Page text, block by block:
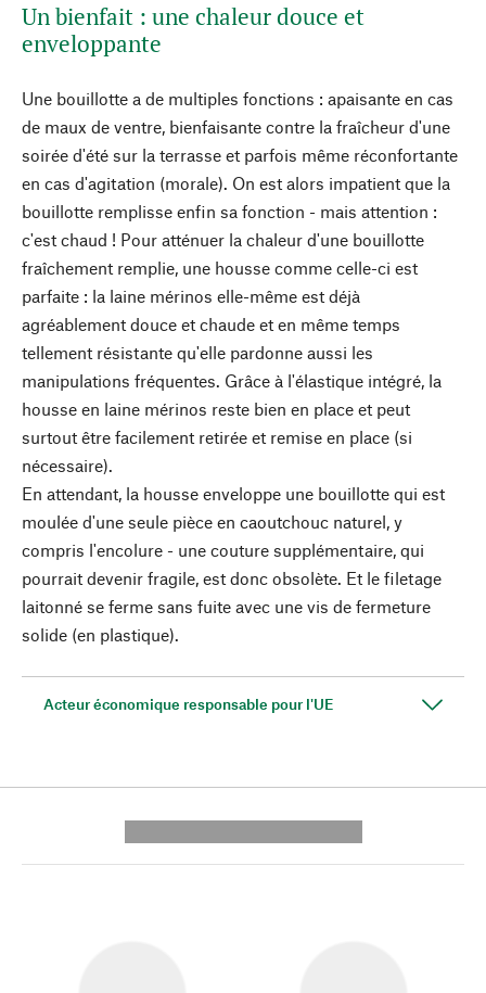
Un bienfait : une chaleur douce et
enveloppante
Une bouillotte a de multiples fonctions : apaisante en cas
de maux de ventre, bienfaisante contre la fraîcheur d'une
soirée d'été sur la terrasse et parfois même réconfortante
en cas d'agitation (morale). On est alors impatient que la
bouillotte remplisse enfin sa fonction - mais attention :
c'est chaud ! Pour atténuer la chaleur d'une bouillotte
fraîchement remplie, une housse comme celle-ci est
parfaite : la laine mérinos elle-même est déjà
agréablement douce et chaude et en même temps
tellement résistante qu'elle pardonne aussi les
manipulations fréquentes. Grâce à l'élastique intégré, la
housse en laine mérinos reste bien en place et peut
surtout être facilement retirée et remise en place (si
nécessaire).
En attendant, la housse enveloppe une bouillotte qui est
moulée d'une seule pièce en caoutchouc naturel, y
compris l'encolure - une couture supplémentaire, qui
pourrait devenir fragile, est donc obsolète. Et le filetage
laitonné se ferme sans fuite avec une vis de fermeture
solide (en plastique).
Acteur économique responsable pour l'UE